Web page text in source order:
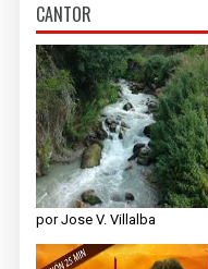
CANTOR
por Jose V. Villalba